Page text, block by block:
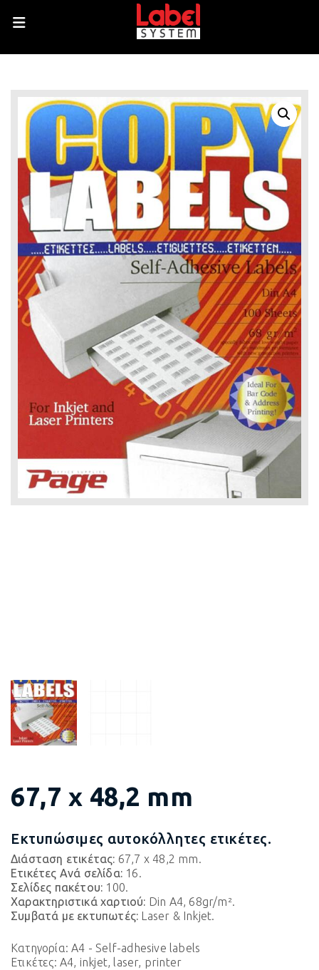
67,7 x 48,2 mm
Εκτυπώσιμες αυτοκόλλητες ετικέτες.
Διάσταση ετικέτας: 67,7 x 48,2 mm.
Ετικέτες Ανά σελίδα: 16.
Σελίδες πακέτου: 100.
Χαρακτηριστικά χαρτιού: Din A4, 68gr/m².
Συμβατά με εκτυπωτές: Laser & Inkjet.
Κατηγορία:A4 - Self-adhesive labels
Ετικέτες: A4, inkjet, laser, printer